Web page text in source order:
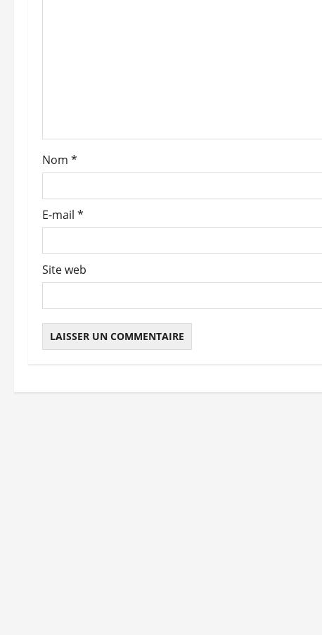
’
r
i
c
l
Nom *
E-mail *
Site web